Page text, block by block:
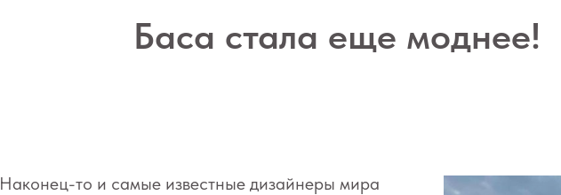
Баса стала еще моднее!
Наконец-то и самые известные дизайнеры мира